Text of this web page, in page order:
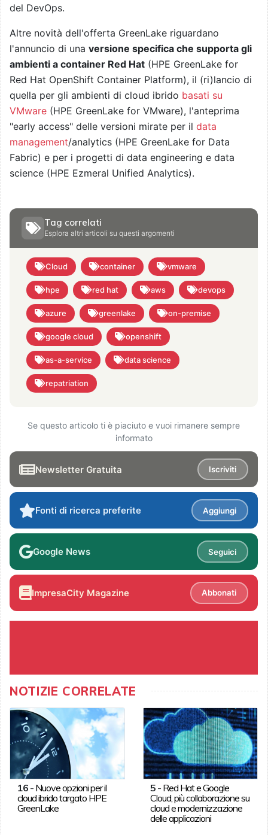
del DevOps.
Altre novità dell'offerta GreenLake riguardano
l'annuncio di una versione specifica che supporta gli
ambienti a container Red Hat (HPE GreenLake for
Red Hat OpenShift Container Platform), il (ri)lancio di
quella per gli ambienti di cloud ibrido basati su
VMware (HPE GreenLake for VMware), l'anteprima
"early access" delle versioni mirate per il data
management/analytics (HPE GreenLake for Data
Fabric) e per i progetti di data engineering e data
science (HPE Ezmeral Unified Analytics).
Tag correlati
Esplora altri articoli su questi argomenti
Cloud container vmware
hpe red hat aws devops
azure greenlake on-premise
google cloud openshift
as-a-service data science
repatriation
Se questo articolo ti è piaciuto e vuoi rimanere sempre
informato
Newsletter Gratuita Iscriviti
Fonti di ricerca preferite Aggiungi
Google News Seguici
ImpresaCity Magazine Abbonati
NOTIZIE CORRELATE
16- Nuove opzioni per il
cloud ibrido targato HPE
GreenLake
5 - Red Hat e Google
Cloud, più collaborazione su
cloud e modernizzazione
delle applicazioni